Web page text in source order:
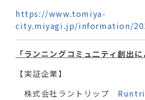
https://www.tomiya-
city.miyagi.jp/information/
「ランニングコミュ二ティ創出に
【実証企業】
株式会社ラントリップ